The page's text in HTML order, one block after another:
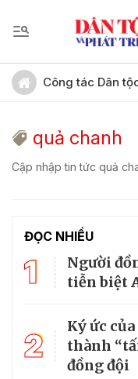
Công tác Dân
quả chanh
Cập nhập tin tức quả
ĐỌC NHIỀU
1
Người
tiễn biệt
2
Ký ức
thành
đồng đội